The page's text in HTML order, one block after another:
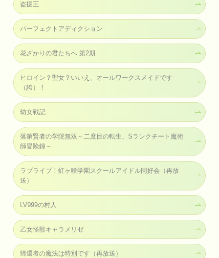
盗掘王
パーフェクトアディクション
花ざかりの君たちへ 第2期
ヒロイン？聖女？いいえ、オールワークスメイドです
（誇）！
幼女戦記
落第賢者の学院無双～二度目の転生、Sランクチート魔術
師冒険録～
ラブライブ！虹ヶ咲学園スクールアイドル同好会（再放
送）
LV999の村人
乙女怪獣キャラメリゼ
帰還者の魔法は特別です（再放送）